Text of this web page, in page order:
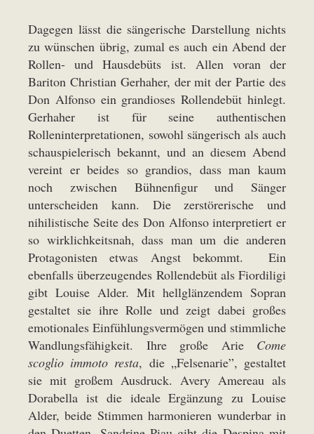
Dagegen lässt die sängerische Darstellung nichts
zu wünschen übrig, zumal es auch ein Abend der
Rollen- und Hausdebüts ist. Allen voran der
Bariton Christian Gerhaher, der mit der Partie des
Don Alfonso ein grandioses Rollendebüt hinlegt.
Gerhaher ist für seine authentischen
Rolleninterpretationen, sowohl sängerisch als auch
schauspielerisch bekannt, und an diesem Abend
vereint er beides so grandios, dass man kaum
noch zwischen Bühnenfigur und Sänger
unterscheiden kann. Die zerstörerische und
nihilistische Seite des Don Alfonso interpretiert er
so wirklichkeitsnah, dass man um die anderen
Protagonisten etwas Angst bekommt. Ein
ebenfalls überzeugendes Rollendebüt als Fiordiligi
gibt Louise Alder. Mit hellglänzendem Sopran
gestaltet sie ihre Rolle und zeigt dabei großes
emotionales Einfühlungsvermögen und stimmliche
Wandlungsfähigkeit. Ihre große Arie Come
scoglio immoto resta, die „Felsenarie”, gestaltet
sie mit großem Ausdruck. Avery Amereau als
Dorabella ist die ideale Ergänzung zu Louise
Alder, beide Stimmen harmonieren wunderbar in